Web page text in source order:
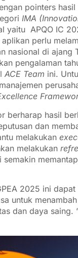
pointers
IMA
yaitu APQO IC
perlu
nasional di
pengalaman
ACE Team ini.
berharap hasil
dan
melakukan
melakukan
semakin
2025 ini
untuk
dan daya saing.